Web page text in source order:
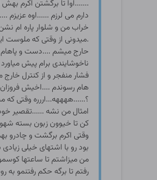
.......اوا تا برگشتن اکرم
دارم می لرزم ......اوه
خراب من و شلوار پاره ام
.میدونی از وقتی که ملوست
حارج میشم ....دست و پاهام
ناخوشایندی برام پیش
فشار منفجر و از کنترل
هام رسوندم ....اخیش
؟......ههههه...اررره وقتی
امثال من نشه ......تقصیر
کن تا خیوون زبون بسته
وقتی اکرم برگشت و چادرو
بود رو با اشتهای خیلی
من میزاشتم تا ساعتها